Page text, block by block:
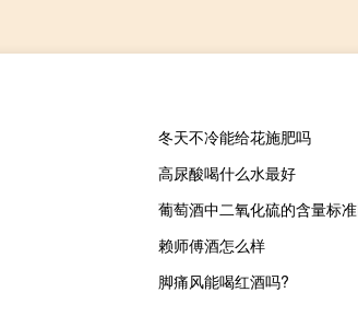
冬天不冷能给花施肥吗
高尿酸喝什么水最好
葡萄酒中二氧化硫的含量标
赖师傅酒怎么样
脚痛风能喝红酒吗?